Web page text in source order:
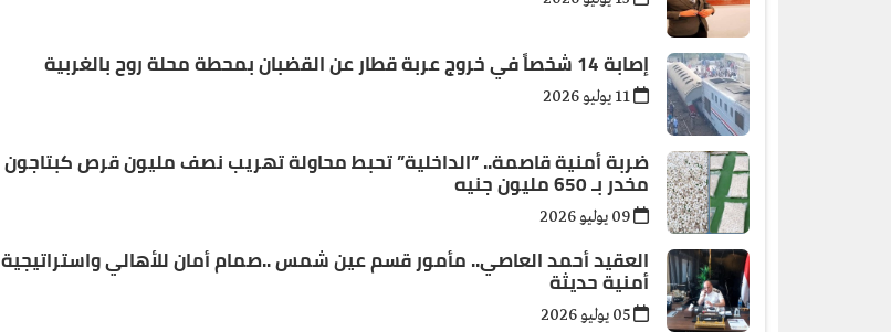
إصابة 14 شخصاً في خروج عربة قطار عن القضبان بمحطة محلة روح بالغربية
ضربة أمنية قاصمة.. ”الداخلية” تحبط محاولة تهريب نصف مليون قرص كبتاجون
مخدر بـ 650 مليون جنيه
العقيد أحمد العاصي.. مأمور قسم عين شمس ..صمام أمان للأهالي واستراتيجية
أمنية حديثة